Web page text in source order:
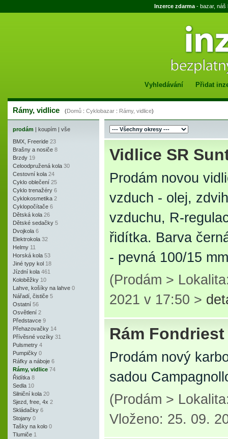
Inzerce zdarma - bazar, náš
Vyhledávání Přidat
Rámy, vidlice (Domů : Cyklobazar : Rámy, vidlice)
prodám | koupím | vše
BMX, Freeride 23
Brašny a nosiče 8
Brzdy 19
Celoodpružená kola 30
Cestovní kola 24
Cyklo oblečení 25
Cyklo trenažéry 6
Cyklokosmetika 2
Cyklopočítače 6
Dětská kola 26
Dětské sedačky 5
Dvojkola 6
Elektrokola 32
Helmy 11
Horská kola 53
Jiné typy kol 18
Jízdní kola 461
Koloběžky 10
Lahve, košíky na lahve 0
Nářadí, čističe 5
Ostatní 56
Osvětlení 2
Představce 9
Přehazovačky 14
Přívěsné vozíky 31
Pulsmetry 4
Pumpičky 0
Ráfky a náboje 6
Rámy, vidlice 74
Řidítka 8
Sedla 10
Silniční kola 20
Sjezd, free, 4x 2
Skládačky 6
Stojany 0
Tašky na kolo 0
Tlumiče 1
Vidlice SR
Prodám novou
vzduch - olej,
vzduchu, R-
řidítka. Barva
- pevná 100/15
(Prodám >
2021 v 17:50 >
Rám Fondriest
Prodám nový
sadou
(Prodám >
Vloženo: 25. 09.